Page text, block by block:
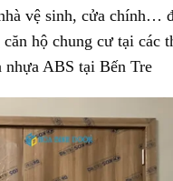
vệ sinh, cửa chính…
hộ chung cư tại các
ABS tại Bến Tre